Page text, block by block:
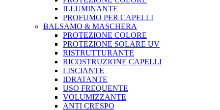
ILLUMINANTE
PROFUMO PER CAPELLI
BALSAMO & MASCHERA
PROTEZIONE COLORE
PROTEZIONE SOLARE UV
RISTRUTTURANTE
RICOSTRUZIONE CAPELLI
LISCIANTE
IDRATANTE
USO FREQUENTE
VOLUMIZZANTE
ANTI CRESPO